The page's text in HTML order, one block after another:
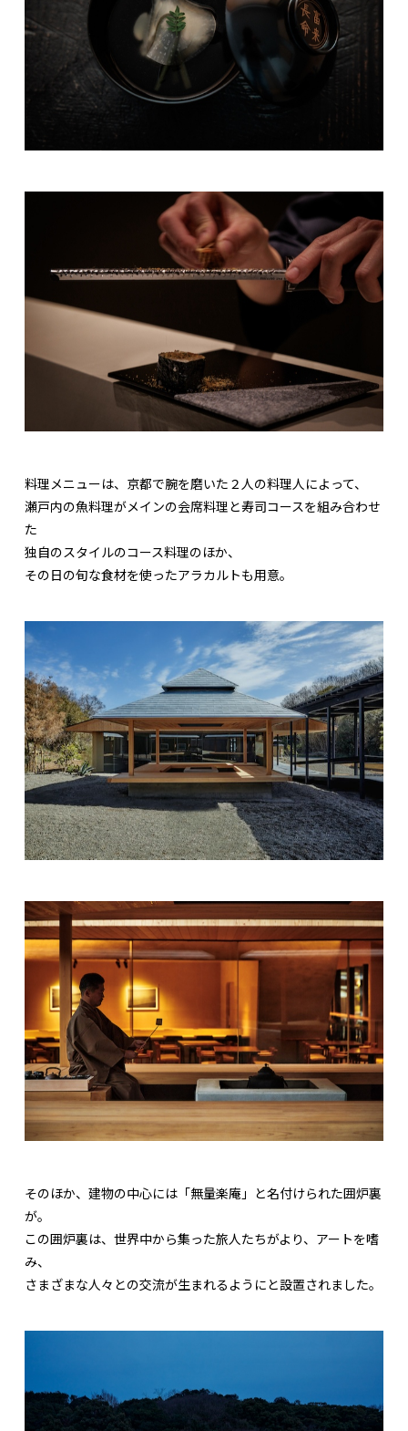
料理メニューは、京都で腕を磨いた２人の料理人によって、
瀬戸内の魚料理がメインの会席料理と寿司コースを組み合わせ
た
独自のスタイルのコース料理のほか、
その日の旬な食材を使ったアラカルトも用意。
そのほか、建物の中心には「無量楽庵」と名付けられた囲炉裏
が。
この囲炉裏は、世界中から集った旅人たちがより、アートを嗜
み、
さまざまな人々との交流が生まれるようにと設置されました。